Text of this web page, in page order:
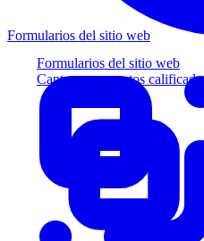
Formularios del sitio web
Capture prospectos
Formularios del sitio web